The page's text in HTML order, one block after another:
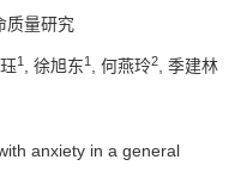
质量研究
1 , 徐旭东1 , 何燕玲2, 季建林
anxiety in a general